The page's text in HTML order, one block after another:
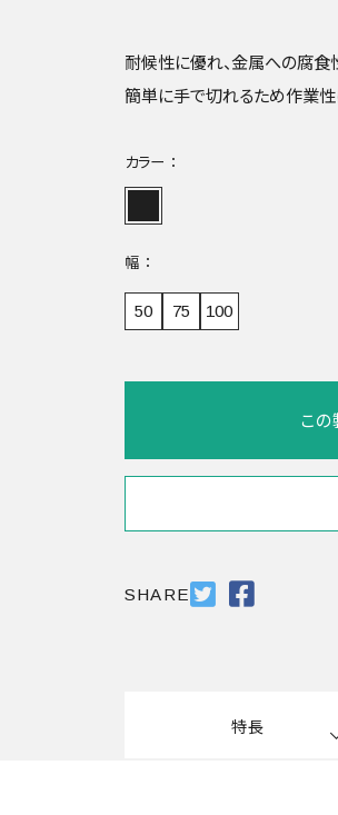
耐候性に優れ、金属への腐食
簡単に手で切れるため作業性
カラー
幅
50 75 100
こ
SHARE
特長